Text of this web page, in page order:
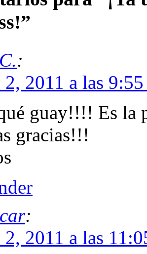
:
2, 2011 a las
guay!!!! Es la
gracias!!!
:
2, 2011 a las